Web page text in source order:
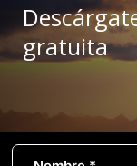
gratuita